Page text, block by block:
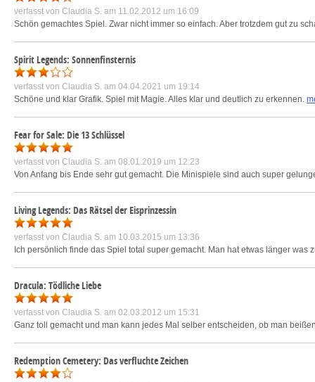
verfasst von Claudia S. am 11.02.2012 um 16:09
Schön gemachtes Spiel. Zwar nicht immer so einfach. Aber trotzdem gut zu
Spirit Legends: Sonnenfinsternis
verfasst von Claudia S. am 04.04.2021 um 19:14
Schöne und klar Grafik. Spiel mit Magie. Alles klar und deutlich zu erkennen.
Fear for Sale: Die 13 Schlüssel
verfasst von Claudia S. am 08.01.2019 um 12:23
Von Anfang bis Ende sehr gut gemacht. Die Minispiele sind auch super
Living Legends: Das Rätsel der Eisprinzessin
verfasst von Claudia S. am 10.03.2015 um 13:36
Ich persönlich finde das Spiel total super gemacht. Man hat etwas länger
Dracula: Tödliche Liebe
verfasst von Claudia S. am 02.03.2012 um 15:31
Ganz toll gemacht und man kann jedes Mal selber entscheiden, ob man
Redemption Cemetery: Das verfluchte Zeichen